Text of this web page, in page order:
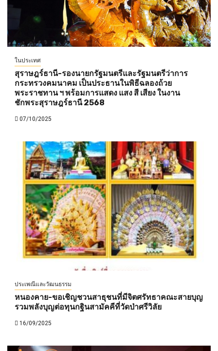
ในประเทศ
สุราษฎร์ธานี-รองนายกรัฐมนตรีและรัฐมนตรีว่าการ
กระทรวงคมนาคม เป็นประธานในพิธีฉลองถ้วย
พระราชทาน ฯ พร้อมการแสดง แสง สี เสียง ในงาน
ชักพระสุราษฎร์ธานี 2568
07/10/2025
ประเพณีและวัฒนธรรม
หนองคาย-ขอเชิญชวนสาธุชนที่มีจิตศรัทธาคณะสายบุญ
รวมพลังบุญต่อทุนกฐินสามัคคีที่วัดป่าศรีวิลัย
16/09/2025